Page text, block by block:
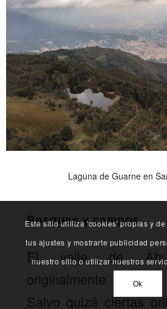
Laguna de Guarne en
Bosques y campos
El valle de
originalmente
Salvo quizá ciertas
Este sitio utliliza 'cookies' propias y
tus ajustes y mostrarte publicidad
nuestro sitio o utilizar nuestros
Ok